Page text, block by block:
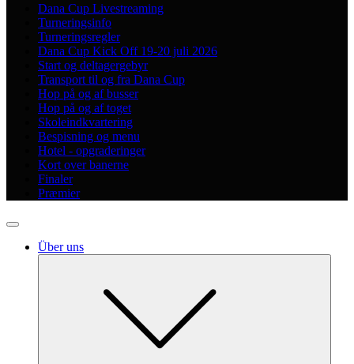
Dana Cup Livestreaming
Turneringsinfo
Turneringsregler
Dana Cup Kick Off 19-20 juli 2026
Start og deltagergebyr
Transport til og fra Dana Cup
Hop på og af busser
Hop på og af toget
Skoleindkvartering
Bespisning og menu
Hotel - opgraderinger
Kort over banerne
Finaler
Præmier
Über uns